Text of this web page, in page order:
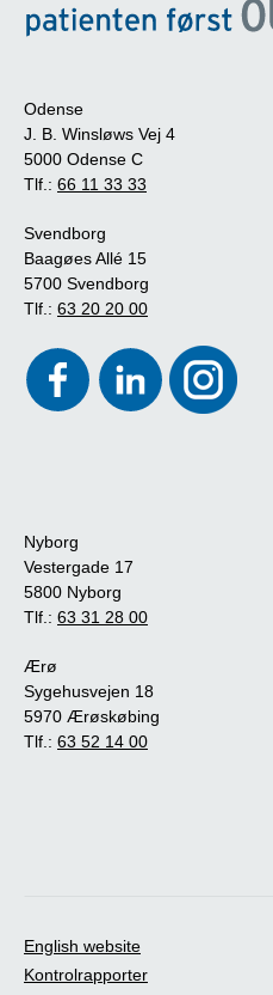
Odense
J. B. Winsløws Vej 4
5000 Odense C
Tlf.: 66 11 33 33
Svendborg
Baagøes Allé 15
5700 Svendborg
Tlf.: 63 20 20 00
Nyborg
Vestergade 17
5800 Nyborg
Tlf.: 63 31 28 00
Ærø
Sygehusvejen 18
5970 Ærøskøbing
Tlf.: 63 52 14 00
English website
Kontrolrapporter